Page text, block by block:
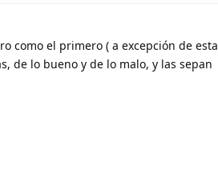
como el primero ( a excepción de esta
de lo bueno y de lo malo, y las sepan